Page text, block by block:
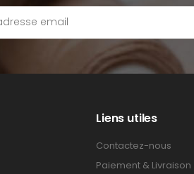
Liens utiles
Contactez-nous
Paiement & Livraison